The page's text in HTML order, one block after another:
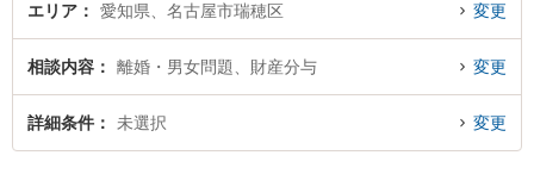
エリア 愛知県、名古屋市瑞穂区 変更
相談内容 離婚・男女問題、財産分与 変更
詳細条件 未選択 変更